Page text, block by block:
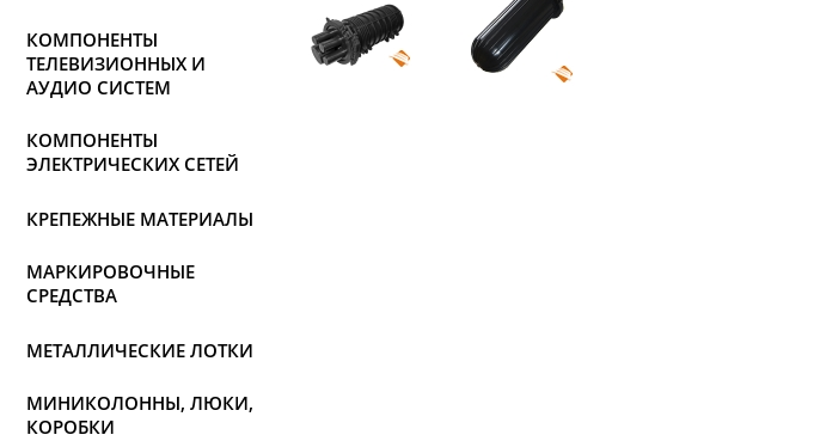
КОМПОНЕНТЫ
ТЕЛЕВИЗИОННЫХ И
АУДИО СИСТЕМ
КОМПОНЕНТЫ
ЭЛЕКТРИЧЕСКИХ СЕТЕЙ
КРЕПЕЖНЫЕ МАТЕРИАЛЫ
МАРКИРОВОЧНЫЕ
СРЕДСТВА
МЕТАЛЛИЧЕСКИЕ ЛОТКИ
МИНИКОЛОННЫ, ЛЮКИ,
КОРОБКИ